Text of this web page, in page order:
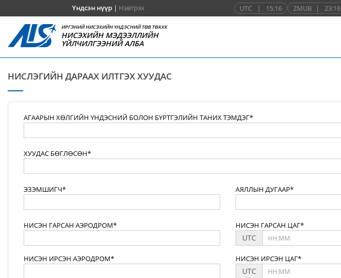
Үндсэн нүүр| Нэвтрэх UTC | 15:16 ZMUB | 23:16
ИРГЭНИЙ НИСЭХИЙН ҮНДЭСНИЙ ТӨВ ТӨХХК
НИСЭХИЙН МЭДЭЭЛЛИЙН
ҮЙЛЧИЛГЭЭНИЙ АЛБА
НИСЛЭГИЙН ДАРААХ ИЛТГЭХ ХУУДАС
АГААРЫН ХӨЛГИЙН ҮНДЭСНИЙ БОЛОН БҮРТГЭЛИЙН ТАНИХ ТЭМДЭГ*
ХУУДАС БӨГЛӨСӨН*
ЭЗЭМШИГЧ* АЯЛЛЫН ДУГААР*
НИСЭН ГАРСАН АЭРОДРОМ* НИСЭН ГАРСАН ЦАГ*
UTC
НИСЭН ИРСЭН АЭРОДРОМ* НИСЭН ИРСЭН ЦАГ*
UTC